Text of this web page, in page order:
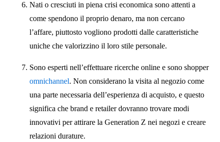
Nati o cresciuti in piena crisi economica sono attenti a
come spendono il proprio denaro, ma non cercano
l’affare, piuttosto vogliono prodotti dalle caratteristiche
uniche che valorizzino il loro stile personale.
Sono esperti nell’effettuare ricerche online e sono shopper
omnichannel. Non considerano la visita al negozio come
una parte necessaria dell’esperienza di acquisto, e questo
significa che brand e retailer dovranno trovare modi
innovativi per attirare la Generation Z nei negozi e creare
relazioni durature.